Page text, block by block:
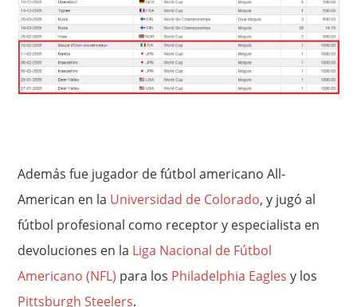
Además fue jugador de fútbol americano All-
American en la Universidad de Colorado, y jugó al
fútbol profesional como receptor y especialista en
devoluciones en la Liga Nacional de Fútbol
Americano (NFL) para los Philadelphia Eagles y los
Pittsburgh Steelers.